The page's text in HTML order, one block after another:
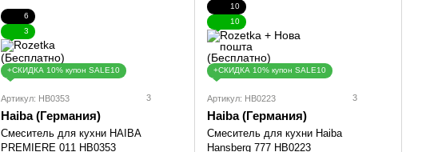
6
3
+СКИДКА 10% купон SALE10
Артикул: HB0353 3
Haiba (Германия)
Смеситель для кухни HAIBA
PREMIERE 011 HB0353
10
10
+СКИДКА 10% купон SALE10
Артикул: HB0223 3
Haiba (Германия)
Смеситель для кухни Haiba
Hansberg 777 HB0223